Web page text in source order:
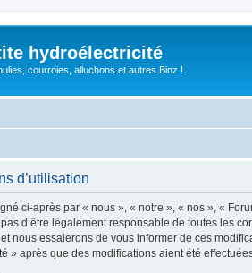
hydroélectricité
courroies, alluchons et autres Binz !
d’utilisation
ci-après par « nous », « notre », « nos », «
d’être légalement responsable de toutes les
nous essaierons de vous informer de ces
» après que des modifications aient été